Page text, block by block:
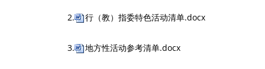
2. 行（教）指委特色活动清单.docx
3. 地方性活动参考清单.docx